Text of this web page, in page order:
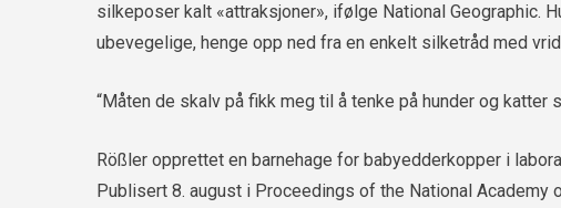
silkeposer kalt «attraksjoner», ifølge National Geographic.
ubevegelige, henge opp ned fra en enkelt silketråd med
“Måten de skalv på fikk meg til å tenke på hunder og katter
Rößler opprettet en barnehage for babyedderkopper i
Publisert 8. august i Proceedings of the National Academy